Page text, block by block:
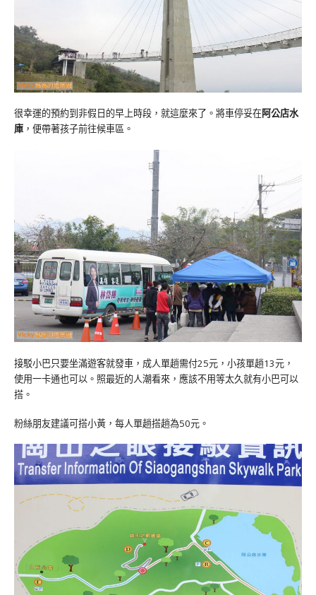
很幸運的預約到非假日的早上時段，就這麼來了。將車停妥在阿公店水
庫 ，便帶著孩子前往候車區。
接駁小巴只要坐滿遊客就發車，成人單趟需付25元，小孩單趟13元，
使用一卡通也可以。照最近的人潮看來，應該不用等太久就有小巴可以
搭。
粉絲朋友建議可搭小黃，每人單趟搭趟為50元。